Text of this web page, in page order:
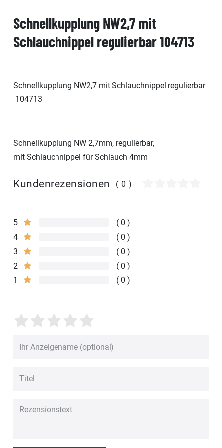
Schnellkupplung NW2,7 mit
Schlauchnippel regulierbar 104713
Schnellkupplung NW2,7 mit Schlauchnippel regulierbar
104713
Schnellkupplung NW 2,7mm, regulierbar,
mit Schlauchnippel für Schlauch 4mm
Kundenrezensionen (0)
5
0
4
0
3
0
2
0
1
0